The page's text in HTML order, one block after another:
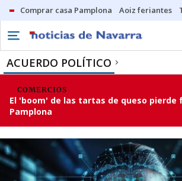
Comprar casa Pamplona Aoiz feriantes
ACUERDO POLÍTICO
COMERCIOS
El 'boom' de las tartas de queso pierde
Pamplona